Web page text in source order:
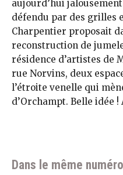
aujourd’hui
défendu par des grilles
Charpentier proposait
reconstruction de
résidence d’artistes de
rue Norvins, deux
l’étroite venelle qui
d’Orchampt. Belle idée !
Dans le même